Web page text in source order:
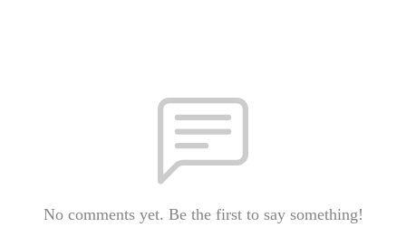
No comments yet. Be the first to say something!